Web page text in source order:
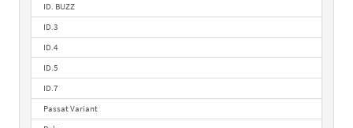
ID. BUZZ
ID.3
ID.4
ID.5
ID.7
Passat Variant